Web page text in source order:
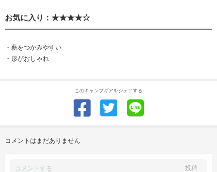
お気に入り：★★★★☆
・薪をつかみやすい
・形がおしゃれ
このキャンプギアをシェアする
コメントはまだありません
投稿